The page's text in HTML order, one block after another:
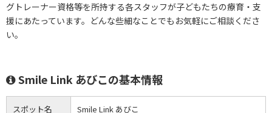
グトレーナー資格等を所持する各スタッフが子どもたちの療育・支
援にあたっています。どんな些細なことでもお気軽にご相談くださ
い。
Smile Link あびこの基本情報
スポット名 Smile Link あびこ